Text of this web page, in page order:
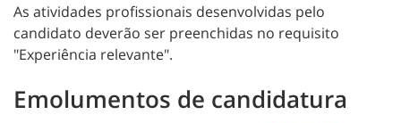
As atividades profissionais desenvolvidas pelo
candidato deverão ser preenchidas no requisito
"Experiência relevante".
Emolumentos de candidatura